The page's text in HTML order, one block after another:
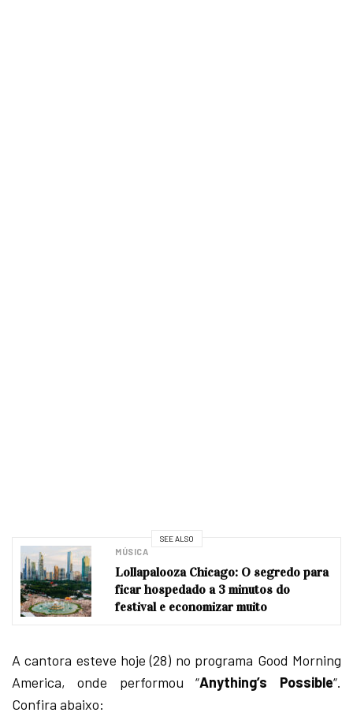
SEE ALSO
MÚSICA
Lollapalooza Chicago: O segredo para
ficar hospedado a 3 minutos do
festival e economizar muito
A cantora esteve hoje (28) no programa Good Morning
America, onde performou “Anything’s Possible“.
Confira abaixo: